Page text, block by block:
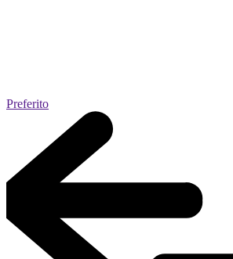
Preferito